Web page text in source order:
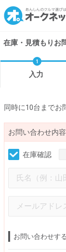
在庫・見積もりお
入力
同時に10台までお
お問い合わせ内
在庫確認
お問い合わせす